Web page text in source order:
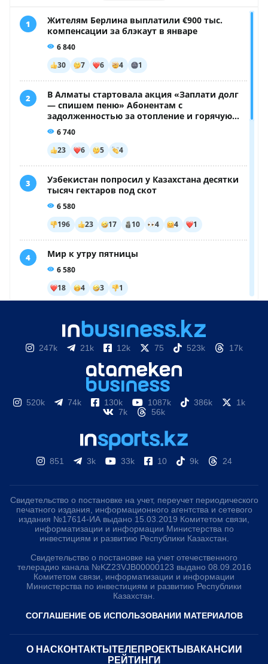
247k 21k 12k 75 523k 17k
520k 74k 130k 1087k 386k
1k
7k
56k
851 3k 33k 10 9k 24
Свидетельство о постановке на учет, переучет периодического
печатного издания, информационного агентства и сетевого
издания №17614-ИА выдано 15.03.2019 Комитетом связи,
информатизации и информации Министерства по
инвестициям и развитию Республики Казахстан.
Свидетельство о постановке на учет отечественного
телерадио канала №KZ23VJB00000123 выдано 08.09.2016
Комитетом связи, информатизации и информации
Министерства по инвестициям и развитию Республики
Казахстан.
СОГЛАШЕНИЕ ОБ ИСПОЛЬЗОВАНИИ МАТЕРИАЛОВ
О НАС КОНТАКТЫ ТЕЛЕПРОЕКТЫ ВАКАНСИИ
РЕЙТИНГИ